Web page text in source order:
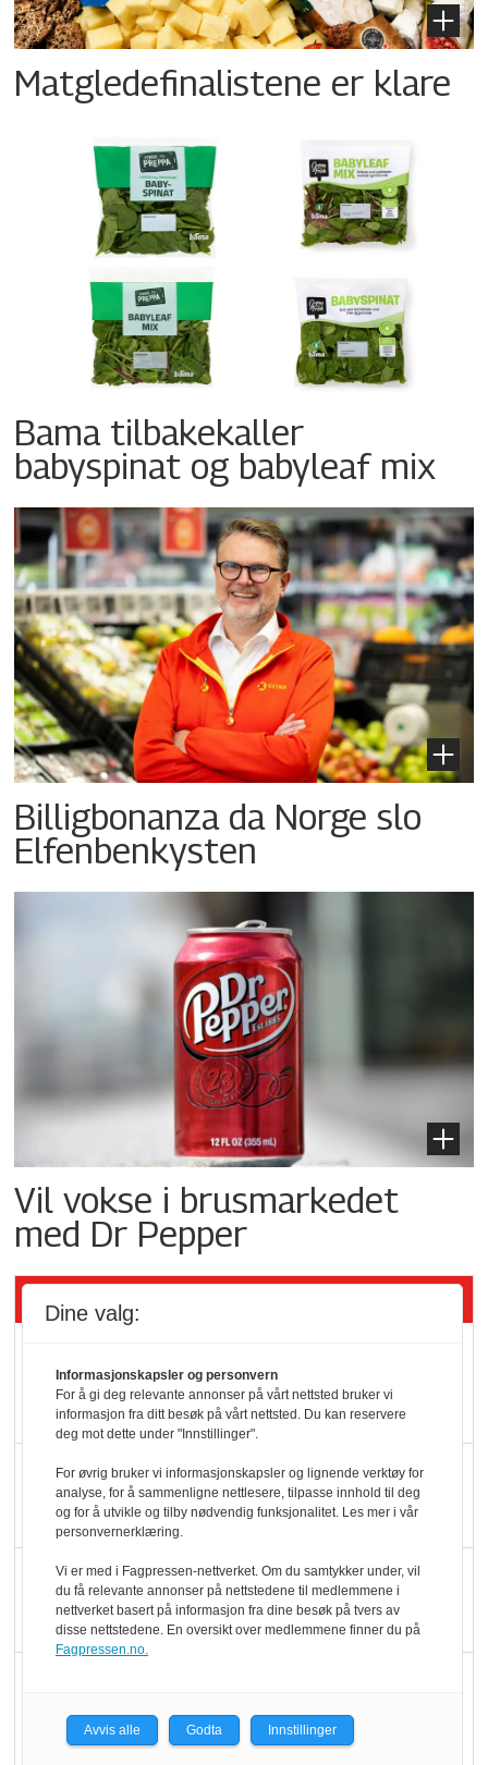
Matgledefinalistene er klare
Bama tilbakekaller
babyspinat og babyleaf mix
Billigbonanza da Norge slo
Elfenbenkysten
Vil vokse i brusmarkedet
med Dr Pepper
Siste artikler - KBS
pris når elbilister
velger ladestopp
Ti bensinstasjoner
legger ned hver måned
Potetball, kylling og 98
oktan
endring: Stadig større
serveringstilbud
Dine valg:
Informasjonskapsler og personvern
For å gi deg relevante annonser på vårt nettsted bruker vi
informasjon fra ditt besøk på vårt nettsted. Du kan reservere
deg mot dette under "Innstillinger".
For øvrig bruker vi informasjonskapsler og lignende verktøy for
analyse, for å sammenligne nettlesere, tilpasse innhold til deg
og for å utvikle og tilby nødvendig funksjonalitet. Les mer i vår
personvernerklæring.
Vi er med i Fagpressen-nettverket. Om du samtykker under, vil
du få relevante annonser på nettstedene til medlemmene i
nettverket basert på informasjon fra dine besøk på tvers av
disse nettstedene. En oversikt over medlemmene finner du på
Fagpressen.no.
Avvis alle Godta Innstillinger